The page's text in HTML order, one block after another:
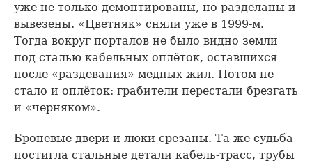
уже не только демонтированы, но разделаны и
вывезены. «Цветняк» сняли уже в 1999-м.
Тогда вокруг порталов не было видно земли
под сталью кабельных оплёток, оставшихся
после «раздевания» медных жил. Потом не
стало и оплёток: грабители перестали брезгать
и «черняком».
Броневые двери и люки срезаны. Та же судьба
постигла стальные детали кабель-трасс, трубы